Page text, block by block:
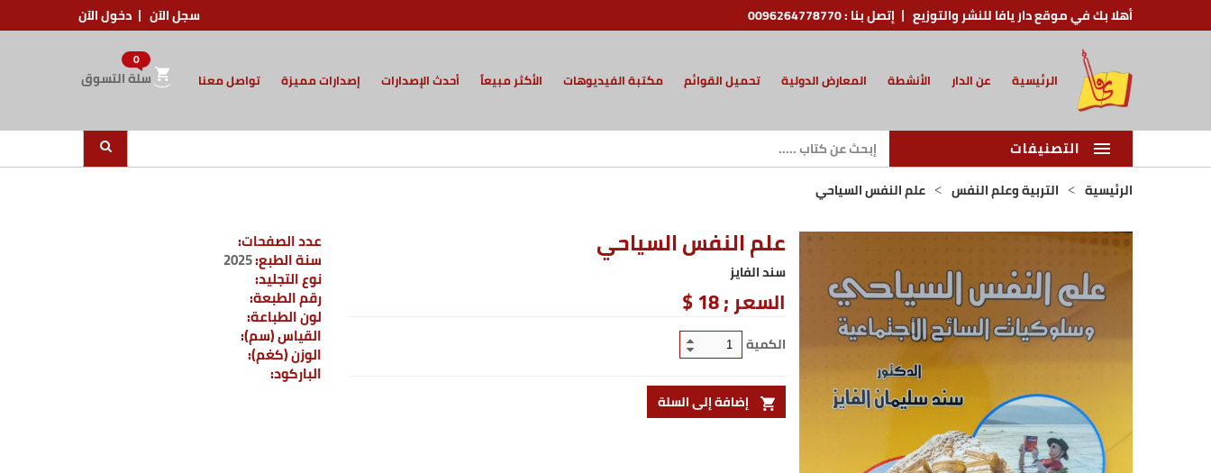
أهلا بك في موقع دار يافا للنشر والتوزيع إتصل بنا :0096264778770 سجل الآن دخول الآن
سلة التسوق
0
الرئيسية عن الدار الأنشطة المعارض الدولية تحميل القوائم مكتبة الفيديوهات الأكثر مبيعاً أحدث الإصدارات إصدارات مميزة تواصل معنا
التصنيفات
الرئيسية التربية وعلم النفس علم النفس السياحي
علم النفس السياحي
سند الفايز
السعر ;18 $
الكمية
إضافة إلى السلة
عدد الصفحات:
سنة الطبع:
نوع التجليد:
رقم الطبعة:
لون الطباعة:
القياس (سم):
الوزن (كغم):
الباركود: